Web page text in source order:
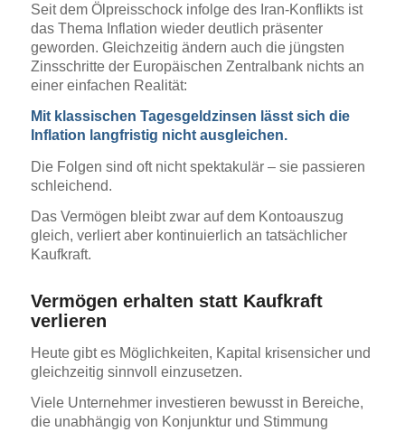
Seit dem Ölpreisschock infolge des Iran-Konflikts ist
das Thema Inflation wieder deutlich präsenter
geworden. Gleichzeitig ändern auch die jüngsten
Zinsschritte der Europäischen Zentralbank nichts an
einer einfachen Realität:
Mit klassischen Tagesgeldzinsen lässt sich die
Inflation langfristig nicht ausgleichen.
Die Folgen sind oft nicht spektakulär – sie passieren
schleichend.
Das Vermögen bleibt zwar auf dem Kontoauszug
gleich, verliert aber kontinuierlich an tatsächlicher
Kaufkraft.
Vermögen erhalten statt Kaufkraft
verlieren
Heute gibt es Möglichkeiten, Kapital krisensicher und
gleichzeitig sinnvoll einzusetzen.
Viele Unternehmer investieren bewusst in Bereiche,
die unabhängig von Konjunktur und Stimmung